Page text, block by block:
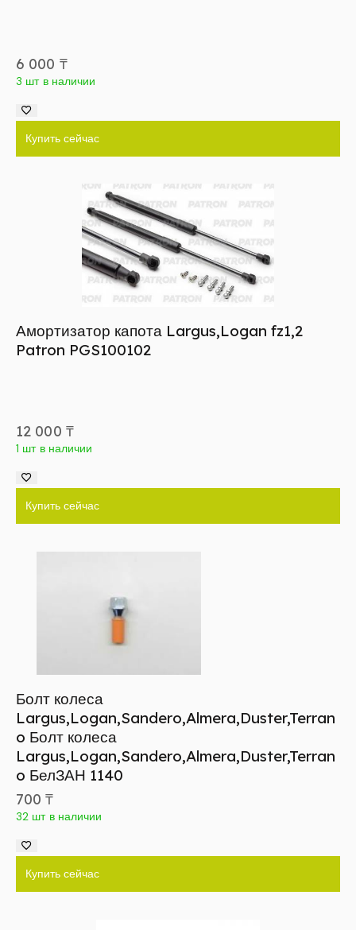
6 000 ₸
3 шт в наличии
Купить сейчас
Амортизатор капота Largus,Logan fz1,2
Patron PGS100102
12 000 ₸
1 шт в наличии
Купить сейчас
Болт колеса
Largus,Logan,Sandero,Almera,Duster,Terran
o Болт колеса
Largus,Logan,Sandero,Almera,Duster,Terran
o БелЗАН 1140
700₸
32 шт в наличии
Купить сейчас